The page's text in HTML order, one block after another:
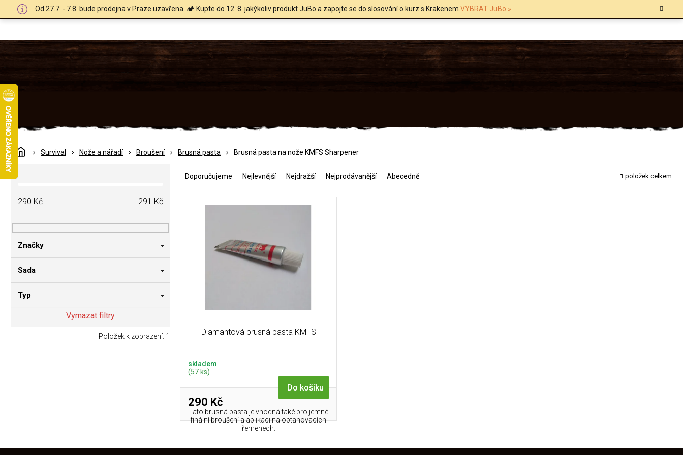
Od 27.7. - 7.8. bude prodejna v Praze uzavřena. 🏕️ Kupte do 12. 8. jakýkoliv produkt JuBö a zapojte se do slosování o kurz s Krakenem.VYBRAT JuBö »
DomůSurvival Nože a nářadí Broušení Brusná pasta Brusná pasta na nože KMFS Sharpener
P
o
a
n
í
a
290 Kč 291 Kč
Značky
Sada
Typ
Vymazat filtry
Položek k zobrazení: 1
e
Doporučujeme Nejlevnější Nejdražší Nejprodávanější Abecedně 1 položek celkem
Diamantová brusná pasta KMFS
skladem
(57 ks)
290 Kč
Do košíku
Tato brusná pasta je vhodná také pro jemné
finální broušení a aplikaci na obtahovacích
řemenech.
O